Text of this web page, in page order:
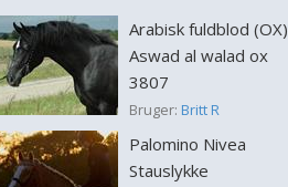
Arabisk fuldblod (OX)
Aswad al walad ox
3807
Bruger: Britt R
Palomino Nivea
Stauslykke